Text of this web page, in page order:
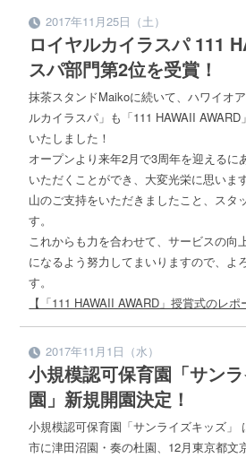
2017年11月25日（土）
ロイヤルカイラスパ 111
スパ部門第2位を受賞！
抹茶スタンドMaikoに続いて、ハワイオ
ルカイラスパ」も「111 HAWAII
いたしました！
オープンより来年2月で3周年を迎えるに
いただくことができ、大変光栄に思いま
山のご支持をいただきましたこと、スタ
す。
これからも力を合わせて、サービスの向
になるよう努力してまいりますので、よ
す。
【「111 HAWAII AWARD」授賞式のレポ
2017年11月1日（水）
小規模認可保育園「サン
園」新規開園決定！
小規模認可保育園「サンライズキッズ」
市に津田沼園・奏の杜園、12月東京都文